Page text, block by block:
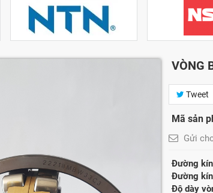
VÒNG
Tweet
Mã sản
Gửi
Đường
Đường
Độ dày